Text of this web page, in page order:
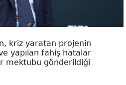
kriz yaratan projenin
yapılan fahiş hatalar
mektubu gönderildiği